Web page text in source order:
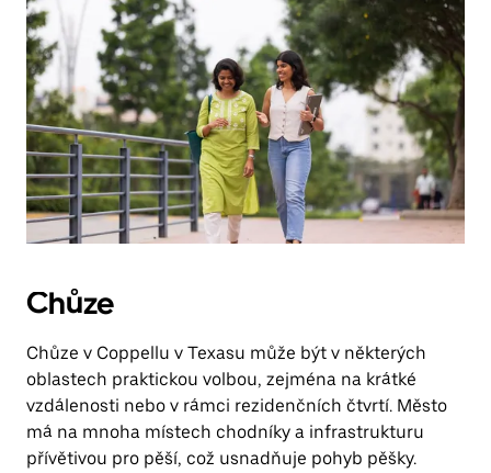
Esc
zavřeš
kalendář.
Chůze
Chůze v Coppellu v Texasu může být v některých
oblastech praktickou volbou, zejména na krátké
vzdálenosti nebo v rámci rezidenčních čtvrtí. Město
má na mnoha místech chodníky a infrastrukturu
přívětivou pro pěší, což usnadňuje pohyb pěšky.